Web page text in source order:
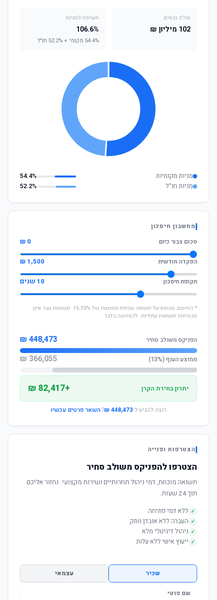
סה"כ נכסים
102 מיליון ₪
חשיפה למניות
106.6%
54.4% מקומי + 52.2% חו"ל
מניות מקומיות
54.4%
מניות חו"ל
52.2%
מחשבון חיסכון
סכום צבור כיום
0 ₪
הפקדה חודשית 1,500 ₪
תקופת חיסכון 10 שנים
* החישוב מבוסס על תשואה שנתית ממוצעת של 16.35%. תשואות עבר אינן
מבטיחות תשואות עתידיות. להמחשה בלבד.
הפניקס משולב סחיר 448,473 ₪
ממוצע הענף (13%) 366,055 ₪
יתרון בחירת הקרן +82,417 ₪
רוצה להגיע ל-448,473 ₪
?השאר פרטים עכשיו
הצטרפות ופנייה
הצטרפו להפניקס משולב סחיר
תשואה מוכחת, דמי ניהול תחרותיים ושירות מקצועי. נחזור אליכם
תוך 24 שעות.
✓ ללא דמי פתיחה
✓ העברה ללא אובדן וותק
✓ ניהול דיגיטלי מלא
✓ ייעוץ אישי ללא עלות
שכיר עצמאי
שם פרטי